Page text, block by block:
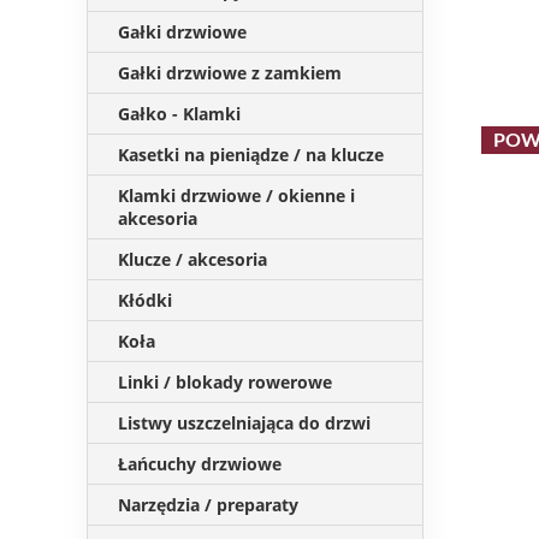
Gałki drzwiowe
Gałki drzwiowe z zamkiem
Gałko - Klamki
Kasetki na pieniądze / na klucze
Klamki drzwiowe / okienne i
akcesoria
Klucze / akcesoria
Kłódki
Koła
Linki / blokady rowerowe
Listwy uszczelniająca do drzwi
Łańcuchy drzwiowe
Narzędzia / preparaty